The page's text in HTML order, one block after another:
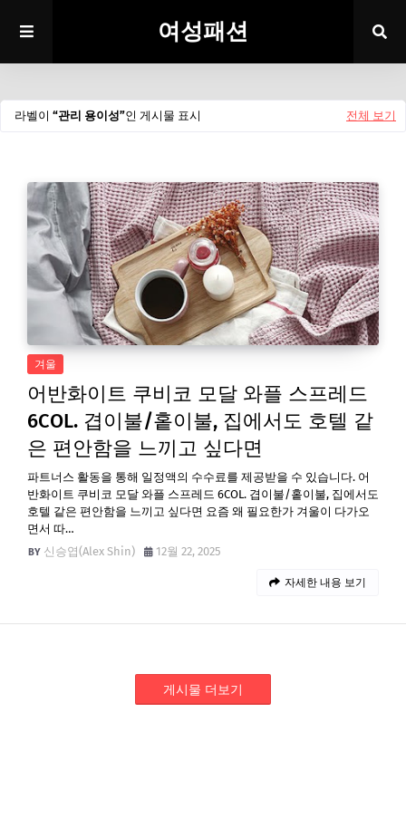
여성패션
라벨이 관리 용이성 인 게시물 표시 전체 보기
겨울
어반화이트 쿠비코 모달 와플 스프레드
6COL. 겹이불/홑이불, 집에서도 호텔 같
은 편안함을 느끼고 싶다면
파트너스 활동을 통해 일정액의 수수료를 제공받을 수 있습니다. 어
반화이트 쿠비코 모달 와플 스프레드 6COL. 겹이불/홑이불, 집에서도
호텔 같은 편안함을 느끼고 싶다면 요즘 왜 필요한가 겨울이 다가오
면서 따…
신승엽(Alex Shin)
12월 22, 2025
자세한 내용 보기
게시물 더보기